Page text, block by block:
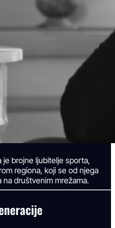
brojne ljubitelje sporta,
regiona, koji se od njega
društvenim mrežama.